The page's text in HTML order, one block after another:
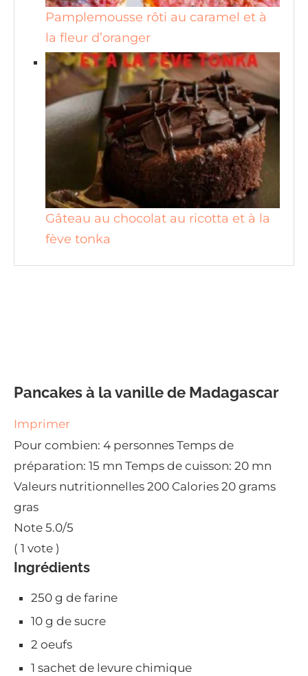
Pamplemousse rôti au caramel et à
la fleur d’oranger
Gâteau au chocolat au ricotta et à la
fève tonka
Pancakes à la vanille de Madagascar
Imprimer
Pour combien: 4 personnes Temps de
préparation: 15 mn Temps de cuisson: 20 mn
Valeurs nutritionnelles 200 Calories 20 grams
gras
Note 5.0/5
( 1 vote )
Ingrédients
250 g de farine
10 g de sucre
2 oeufs
1 sachet de levure chimique